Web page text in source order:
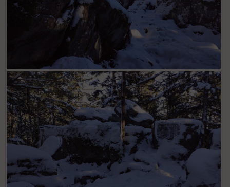
Roche du Tetras